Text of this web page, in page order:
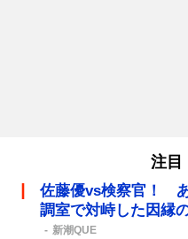
注目
佐藤優vs検察官！
調室で対峙した因縁
新潮QUE